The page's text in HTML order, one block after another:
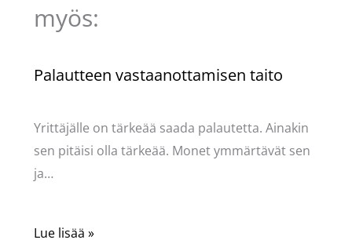
myös:
Palautteen vastaanottamisen taito
Yrittäjälle on tärkeää saada palautetta. Ainakin
sen pitäisi olla tärkeää. Monet ymmärtävät sen
ja…
Lue lisää »